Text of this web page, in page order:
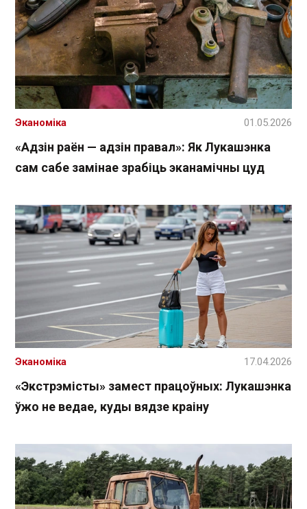
«Адзін раён — адзін правал»: Як Лукашэнка
сам сабе замінае зрабіць эканамічны цуд
Эканоміка 01.05.2026
«Экстрэмісты» замест працоўных: Лукашэнка
ўжо не ведае, куды вядзе краіну
Эканоміка 17.04.2026